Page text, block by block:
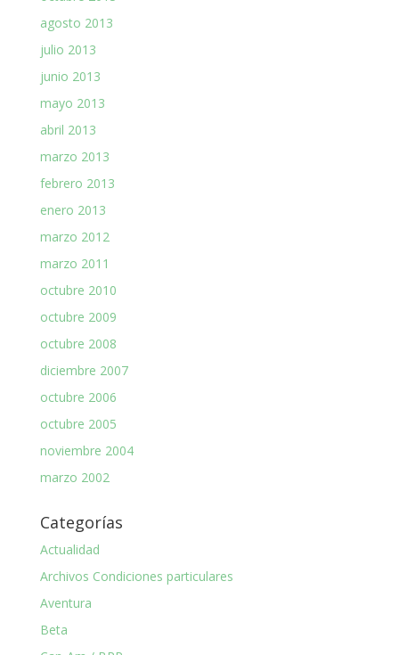
agosto 2013
julio 2013
junio 2013
mayo 2013
abril 2013
marzo 2013
febrero 2013
enero 2013
marzo 2012
marzo 2011
octubre 2010
octubre 2009
octubre 2008
diciembre 2007
octubre 2006
octubre 2005
noviembre 2004
marzo 2002
Categorías
Actualidad
Archivos Condiciones particulares
Aventura
Beta